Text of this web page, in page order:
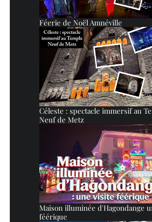
Féerie de Noël Amnéville
Céleste : spectacle immersif au
Neuf de Metz
Maison illuminée d'Hagondange
féérique